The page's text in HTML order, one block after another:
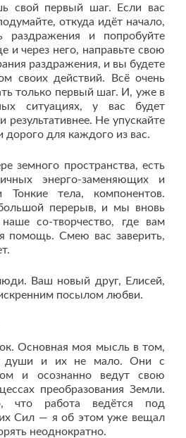
свой первый шаг. Если вас
откуда идёт начало,
раздражения и попробуйте
и через него, направьте свою
раздражения, и вы будете
своих действий. Всё очень
только первый шаг. И, уже в
ситуациях, у вас будет
результативнее. Не упускайте
дорого для каждого из вас.
земного пространства, есть
энерго-заменяющих и
тела, компонентов.
перерыв, и мы вновь
со-творчество, где вам
помощь. Смею вас заверить,
Ваш новый друг, Елисей,
посылом любви.
Основная моя мысль в том,
души и их не мало. Они с
и осознанно ведут свою
преобразования Земли.
работа ведётся под
Сил — я об этом уже вещал
неоднократно.